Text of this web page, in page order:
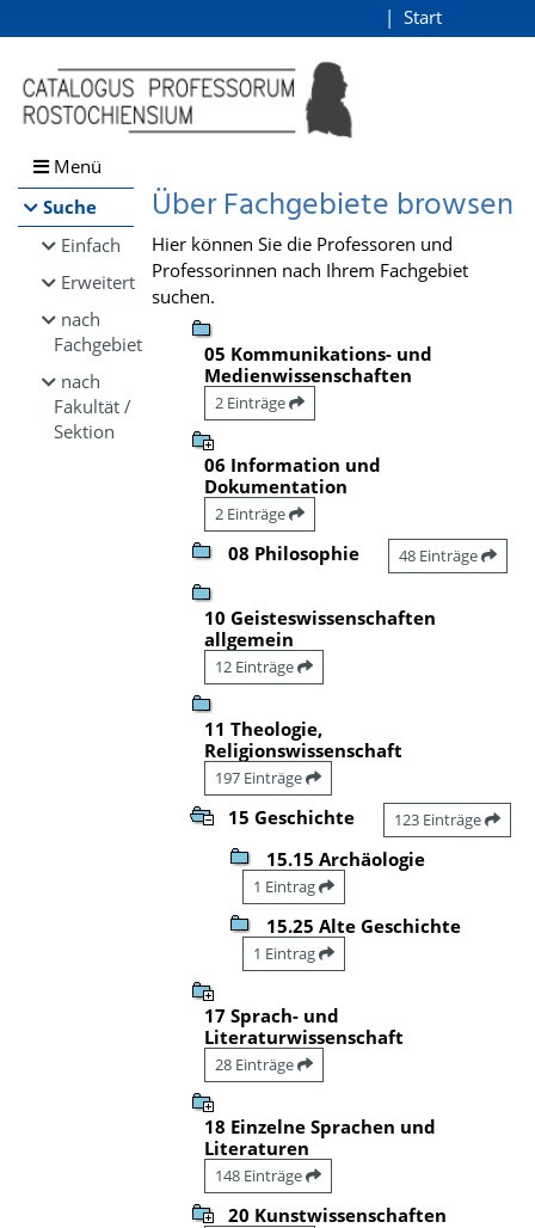
Browsen
direkt zum Inhalt
Start
Menü
Suche
Einfach
Erweitert
nach
Fachgebiet
nach
Fakultät /
Sektion
Über Fachgebiete browsen
Hier können Sie die Professoren und
Professorinnen nach Ihrem Fachgebiet
suchen.
05 Kommunikations- und
Medienwissenschaften
2 Einträge
06 Information und
Dokumentation
2 Einträge
08 Philosophie 48 Einträge
10 Geisteswissenschaften
allgemein
12 Einträge
11 Theologie,
Religionswissenschaft
197 Einträge
15 Geschichte 123 Einträge
15.15 Archäologie
1 Eintrag
15.25 Alte Geschichte
1 Eintrag
17 Sprach- und
Literaturwissenschaft
28 Einträge
18 Einzelne Sprachen und
Literaturen
148 Einträge
20 Kunstwissenschaften